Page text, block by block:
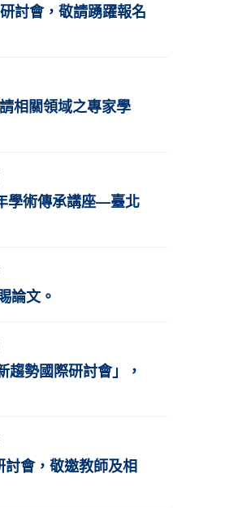
討會，敬請踴躍報名
相關領域之專家學
學術傳承講座—臺北
論文。
勢國際研討會」，
會，敬邀教師及相